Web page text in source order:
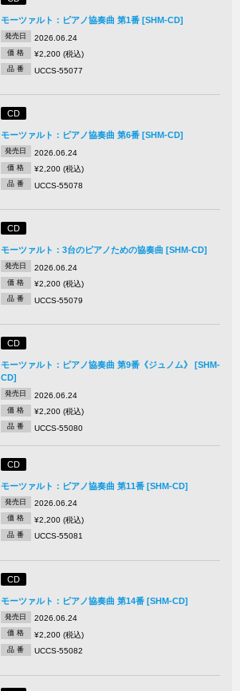
モーツァルト：ピアノ協奏曲 第1番 [SHM-CD]
発売日 2026.06.24
価 格 ¥2,200 (税込)
品 番 UCCS-55077
CD
モーツァルト：ピアノ協奏曲 第6番 [SHM-CD]
発売日 2026.06.24
価 格 ¥2,200 (税込)
品 番 UCCS-55078
CD
モーツァルト：3台のピアノための協奏曲 [SHM-CD]
発売日 2026.06.24
価 格 ¥2,200 (税込)
品 番 UCCS-55079
CD
モーツァルト：ピアノ協奏曲 第9番《ジュノム》 [SHM-
CD]
発売日 2026.06.24
価 格 ¥2,200 (税込)
品 番 UCCS-55080
CD
モーツァルト：ピアノ協奏曲 第11番 [SHM-CD]
発売日 2026.06.24
価 格 ¥2,200 (税込)
品 番 UCCS-55081
CD
モーツァルト：ピアノ協奏曲 第14番 [SHM-CD]
発売日 2026.06.24
価 格 ¥2,200 (税込)
品 番 UCCS-55082